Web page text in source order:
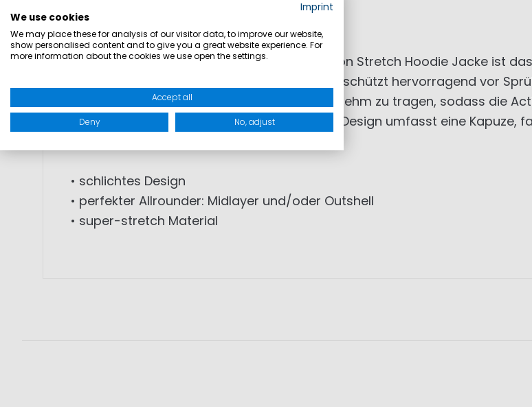
MATERIAL: 100% Polyester
PRODUKTINFORMATIONEN: Die sportliche Action Stretch Hoodie Jacke ist
allem durch das super stretchy Material. Sie schützt hervorragend vor
atmungsaktiv. Das weiche Material ist angenehm zu tragen, sodass die
Jacke getragen werden kann. Das schlichte Design umfasst eine
• schlichtes Design
• perfekter Allrounder: Midlayer und/oder Outshell
• super-stretch Material
Imprint
We use cookies
We may place these for analysis of our visitor data, to improve our website,
show personalised content and to give you a great website experience. For
more information about the cookies we use open the settings.
Accept all
Deny No, adjust